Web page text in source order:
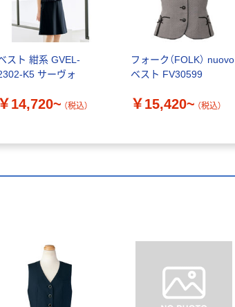
スト 紺系 GVEL-
K5 サーヴォ
￥14,720~ （税込）
フォーク（FOLK） nuovo
ベスト FV30599
￥15,420~ （税込）